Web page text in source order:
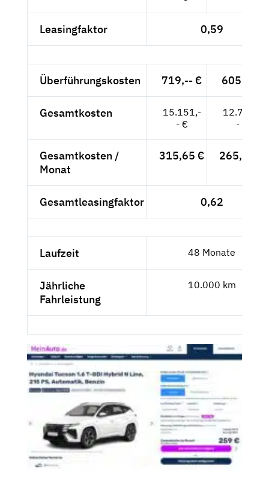
Leasingfaktor 0,59
Überführungskosten 719,-- € 605,-- €
Gesamtkosten
15.151,-
- €
12.750,-
- €
Gesamtkosten /
Monat
315,65 € 265,63 €
Gesamtleasingfaktor 0,62
Laufzeit 48 Monate
Jährliche
Fahrleistung
10.000 km